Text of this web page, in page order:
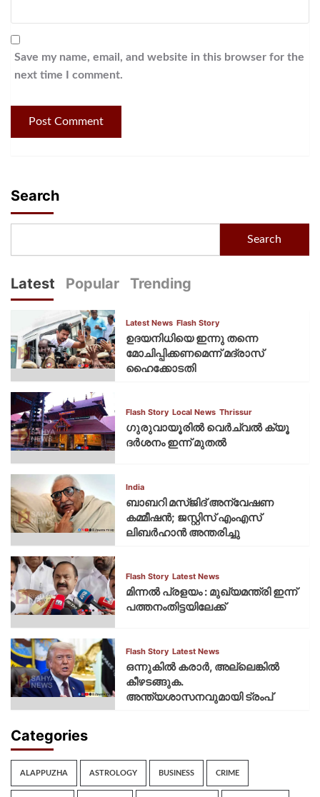
Save my name, email, and website in this browser for the
next time I comment.
Search
Search
Latest Popular Trending
Latest News Flash Story
ഉദയനിധിയെ ഇന്നു തന്നെ
മോചിപ്പിക്കണമെന്ന് മദ്രാസ്
ഹൈക്കോടതി
Flash Story Local News Thrissur
ഗുരുവായൂരില്‍ വെര്‍ച്വല്‍ ക്യൂ
ദര്‍ശനം ഇന്ന് മുതല്‍
India
ബാബറി മസ്ജിദ് അന്വേഷണ
കമ്മീഷന്‍; ജസ്റ്റിസ് എംഎസ്
ലിബര്‍ഹാന്‍ അന്തരിച്ചു
Flash Story Latest News
മിന്നല്‍ പ്രളയം : മുഖ്യമന്ത്രി ഇന്ന്
പത്തനംതിട്ടയിലേക്ക്
Flash Story Latest News
ഒന്നുകില്‍ കരാര്‍, അല്ലെങ്കില്‍
കീഴടങ്ങുക.
അന്ത്യശാസനവുമായി ട്രംപ്
Categories
ALAPPUZHA ASTROLOGY BUSINESS CRIME